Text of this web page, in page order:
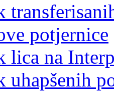
potjernice
lica na
uhapšenih